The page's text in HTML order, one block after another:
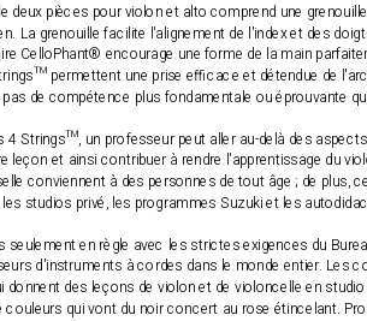
deux pièces pour violon et alto comprend une
La grenouille facilite l'alignement de l'index et des
CelloPhant® encourage une forme de la main
permettent une prise efficace et détendue de
de compétence plus fondamentale ou éprouvante
Strings™, un professeur peut aller au-delà des
leçon et ainsi contribuer à rendre l'apprentissage du
conviennent à des personnes de tout âge ; de plus,
studios privé, les programmes Suzuki et les
en règle avec les strictes exigences du
d'instruments à cordes dans le monde entier. Les
donnent des leçons de violon et de violoncelle en
couleurs qui vont du noir concert au rose étincelant.